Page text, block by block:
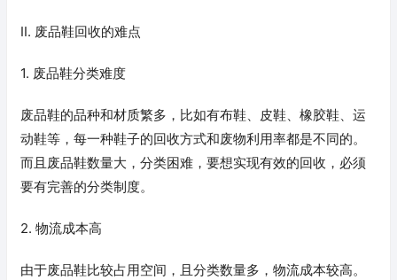
II. 废品鞋回收的难点
1. 废品鞋分类难度
废品鞋的品种和材质繁多，比如有布鞋、皮鞋、橡胶鞋、运
动鞋等，每一种鞋子的回收方式和废物利用率都是不同的。
而且废品鞋数量大，分类困难，要想实现有效的回收，必须
要有完善的分类制度。
2. 物流成本高
由于废品鞋比较占用空间，且分类数量多，物流成本较高。